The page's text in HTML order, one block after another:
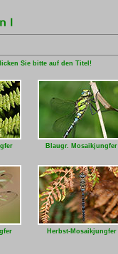
Sie bitte auf den Titel!
Blaugr. Mosaikjungfer
Herbst-Mosaikjungfer